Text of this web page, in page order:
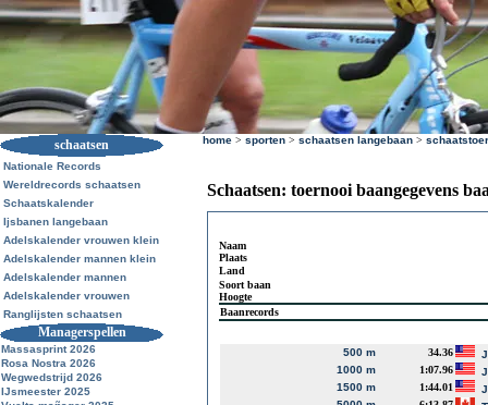
schaatsen
Nationale Records
Wereldrecords schaatsen
Schaatskalender
Ijsbanen langebaan
Adelskalender vrouwen klein
Adelskalender mannen klein
Adelskalender mannen
Adelskalender vrouwen
Ranglijsten schaatsen
Managerspellen
Massasprint 2026
Rosa Nostra 2026
Wegwedstrijd 2026
IJsmeester 2025
home > sporten > schaatsen langebaan >
Schaatsen: toernooi baangegevens
Naam
Plaats
Land
Soort baan
Hoogte
Baanrecords
500 m 34.36
1000 m
1:07.96
1500 m
1:44.01